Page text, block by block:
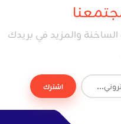
والمزيد في بريدك
اشترك